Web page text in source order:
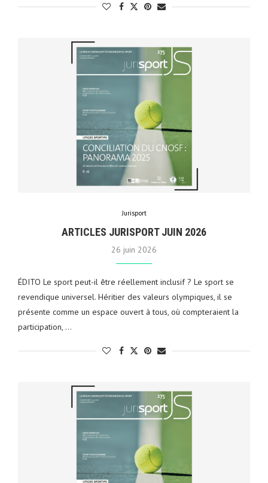
Jurisport
ARTICLES JURISPORT JUIN 2026
26 juin 2026
ÉDITO Le sport peut-il être réellement inclusif ? Le sport se
revendique universel. Héritier des valeurs olympiques, il se
présente comme un espace ouvert à tous, où compteraient la
participation, …